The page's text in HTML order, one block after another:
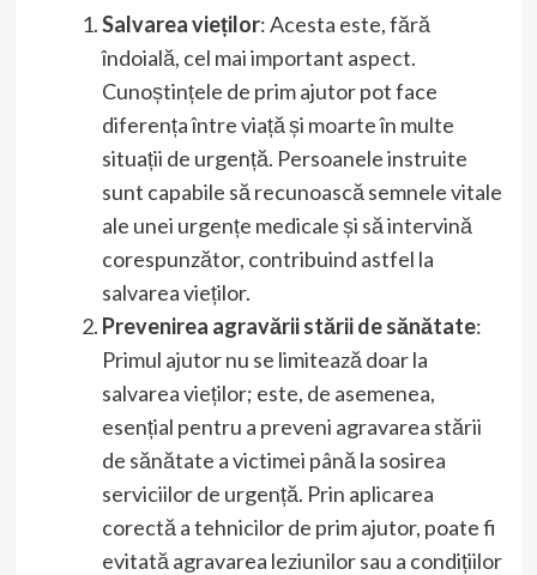
Salvarea vieților: Acesta este, fără
îndoială, cel mai important aspect.
Cunoștințele de prim ajutor pot face
diferența între viață și moarte în multe
situații de urgență. Persoanele instruite
sunt capabile să recunoască semnele vitale
ale unei urgențe medicale și să intervină
corespunzător, contribuind astfel la
salvarea vieților.
Prevenirea agravării stării de sănătate:
Primul ajutor nu se limitează doar la
salvarea vieților; este, de asemenea,
esențial pentru a preveni agravarea stării
de sănătate a victimei până la sosirea
serviciilor de urgență. Prin aplicarea
corectă a tehnicilor de prim ajutor, poate fi
evitată agravarea leziunilor sau a condițiilor